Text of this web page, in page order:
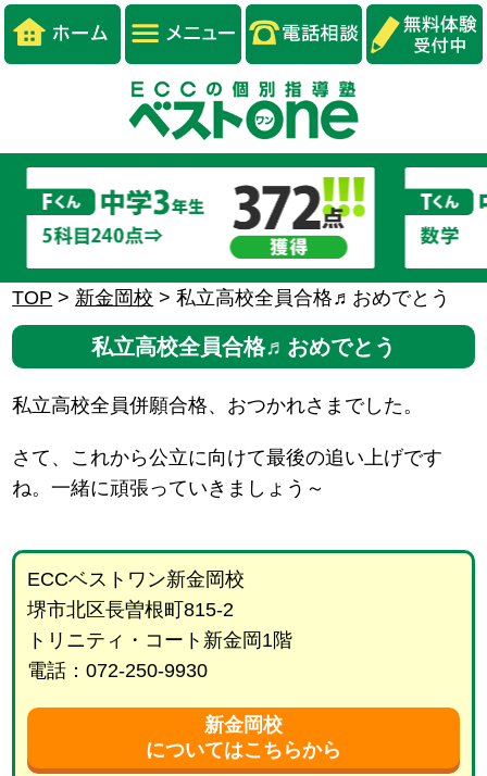
TOP > 新金岡校 >私立高校全員合格♬おめでとう
私立高校全員合格♬おめでとう
私立高校全員併願合格、おつかれさまでした。
さて、これから公立に向けて最後の追い上げです
ね。一緒に頑張っていきましょう～
ECCベストワン新金岡校
堺市北区長曽根町815-2
トリニティ・コート新金岡1階
電話：072-250-9930
新金岡校
についてはこちらから